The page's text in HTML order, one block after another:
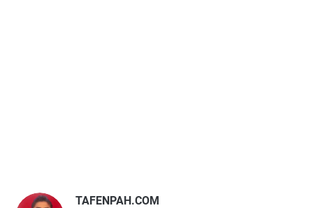
TAFENPAH.COM